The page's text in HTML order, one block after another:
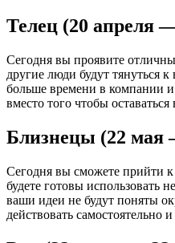
Телец (20 апреля
Сегодня вы проявите
другие люди будут тянуться
больше времени в компании
вместо того чтобы оставаться
Близнецы (22 мая
Сегодня вы сможете прийти
будете готовы использовать
ваши идеи не будут поняты
действовать самостоятельно